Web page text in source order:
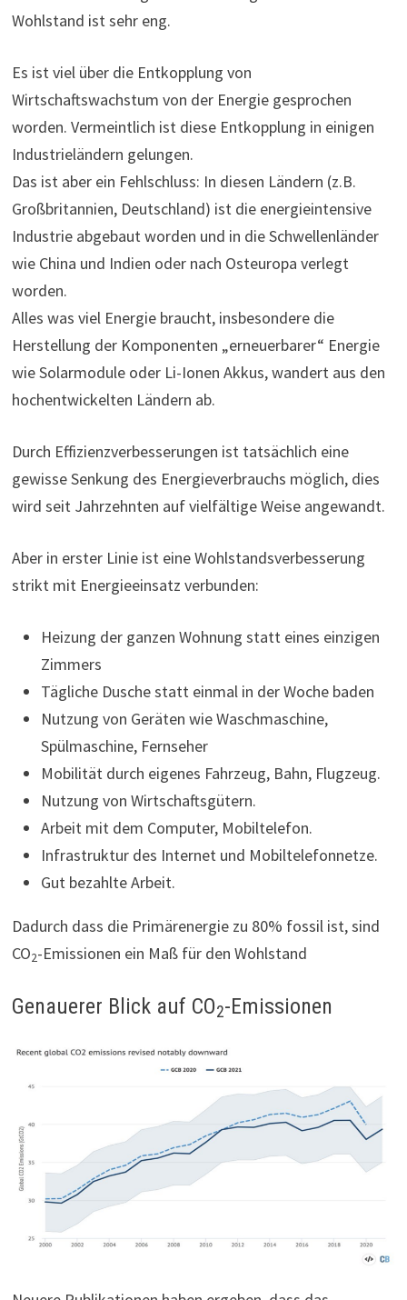
Wohlstand ist sehr eng.
Es ist viel über die Entkopplung von
Wirtschaftswachstum von der Energie gesprochen
worden. Vermeintlich ist diese Entkopplung in einigen
Industrieländern gelungen.
Das ist aber ein Fehlschluss: In diesen Ländern (z.B.
Großbritannien, Deutschland) ist die energieintensive
Industrie abgebaut worden und in die Schwellenländer
wie China und Indien oder nach Osteuropa verlegt
worden.
Alles was viel Energie braucht, insbesondere die
Herstellung der Komponenten „erneuerbarer“ Energie
wie Solarmodule oder Li-Ionen Akkus, wandert aus den
hochentwickelten Ländern ab.
Durch Effizienzverbesserungen ist tatsächlich eine
gewisse Senkung des Energieverbrauchs möglich, dies
wird seit Jahrzehnten auf vielfältige Weise angewandt.
Aber in erster Linie ist eine Wohlstandsverbesserung
strikt mit Energieeinsatz verbunden:
Heizung der ganzen Wohnung statt eines einzigen
Zimmers
Tägliche Dusche statt einmal in der Woche baden
Nutzung von Geräten wie Waschmaschine,
Spülmaschine, Fernseher
Mobilität durch eigenes Fahrzeug, Bahn, Flugzeug.
Nutzung von Wirtschaftsgütern.
Arbeit mit dem Computer, Mobiltelefon.
Infrastruktur des Internet und Mobiltelefonnetze.
Gut bezahlte Arbeit.
Dadurch dass die Primärenergie zu 80% fossil ist, sind
CO2-Emissionen ein Maß für den Wohlstand
Genauerer Blick auf CO2-Emissionen